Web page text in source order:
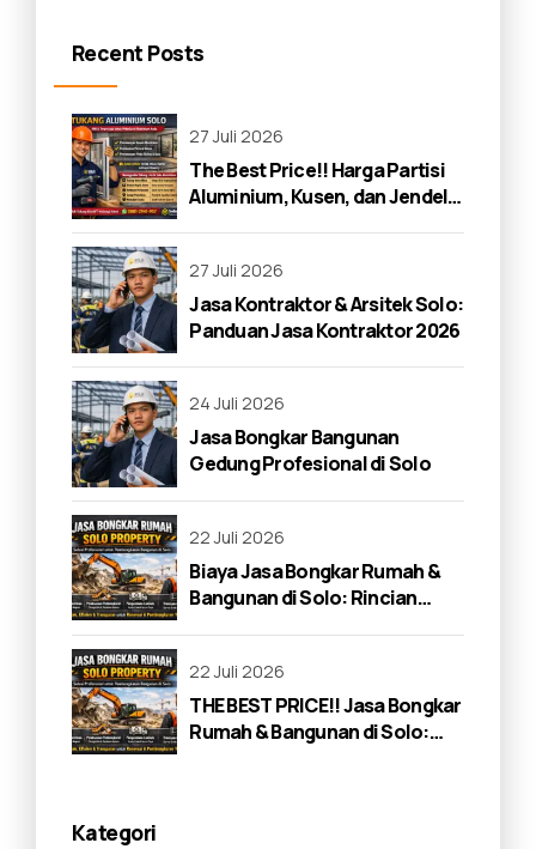
Recent Posts
27 Juli 2026
The Best Price!! Harga Partisi
Aluminium, Kusen, dan Jendela
27 Juli 2026
Jasa Kontraktor & Arsitek Solo:
Panduan Jasa Kontraktor 2026
24 Juli 2026
Jasa Bongkar Bangunan
Gedung Profesional di Solo
22 Juli 2026
Biaya Jasa Bongkar Rumah &
Bangunan di Solo: Rincian
22 Juli 2026
THE BEST PRICE!! Jasa Bongkar
Rumah & Bangunan di Solo:
Kategori